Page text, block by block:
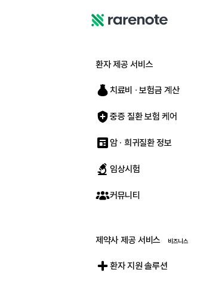
트
환자 제공 서비스
치료비 ∙ 보험금 계산
중증 질환 보험 케어
암 · 희귀질환 정보
임상시험
커뮤니티
제약사 제공 서비스
환자 지원 솔루션